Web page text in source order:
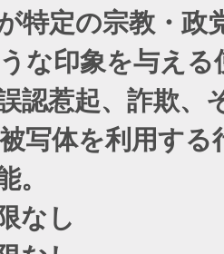
定の宗教・政
な印象を与える
惹起、詐欺、
写体を利用する
。
なし